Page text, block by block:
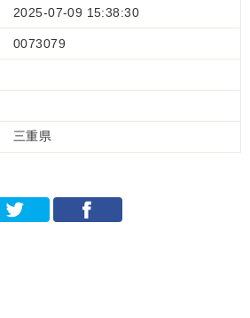
2025-07-09 15:38:30
0073079
三重県